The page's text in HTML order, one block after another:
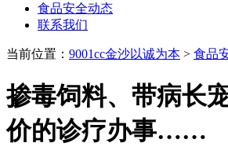
食品安全动态
联系我们
当前位置： 9001cc金沙以诚为本 > 食品
掺毒饲料、带病长
价的诊疗办事……